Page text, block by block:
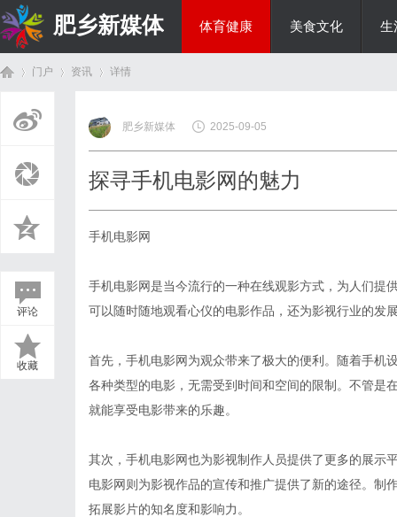
肥乡新媒体 体育健康 美食文化 生
门户 资讯
›
详情
评论
收藏
肥乡新媒体 2025-09-05
探寻手机电影网的魅力
手机电影网
手机电影网是当今流行的一种在线观影方式，为人们提
可以随时随地观看心仪的电影作品，还为影视行业的发
首先，手机电影网为观众带来了极大的便利。随着手机
各种类型的电影，无需受到时间和空间的限制。不管是
就能享受电影带来的乐趣。
其次，手机电影网也为影视制作人员提供了更多的展示
电影网则为影视作品的宣传和推广提供了新的途径。制
拓展影片的知名度和影响力。